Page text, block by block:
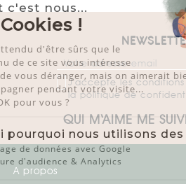
J'accepte les
la politique de
QUI M‘AIME ME
A propos
Salut c'est nous...
les Cookies !
On a attendu d'être sûrs que le
contenu de ce site vous intéresse
avant de vous déranger, mais on
accompagner pendant votre
C'est OK pour vous ?
Voici pourquoi nous
Partage de données avec Google
Mesure d'audience & Analytics